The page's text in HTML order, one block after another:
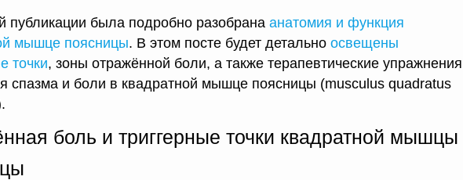
публикации была подробно разобрана анатомия и функция
мышце поясницы. В этом посте будет детально освещены
точки, зоны отражённой боли, а также терапевтические упражнения
спазма и боли в квадратной мышце поясницы (musculus quadratus
боль и триггерные точки квадратной мышцы